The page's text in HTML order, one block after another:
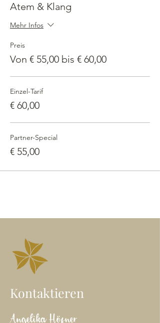
Atem & Klang
Mehr Infos
Preis
Von € 55,00 bis € 60,00
Einzel-Tarif
€ 60,00
Partner-Special
€ 55,00
Kontaktieren
Angelika Höfner